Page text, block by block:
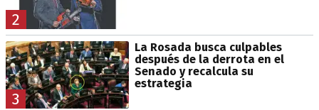
2
3
La Rosada busca culpables
después de la derrota en el
Senado y recalcula su
estrategia